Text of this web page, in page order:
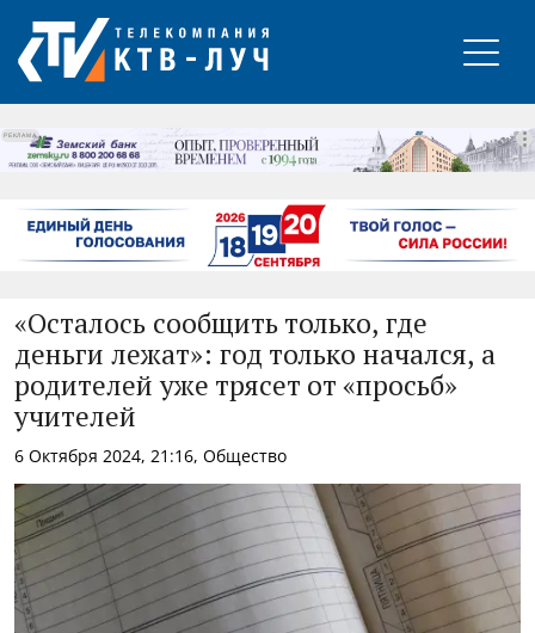
РЕКЛАМА
«Осталось сообщить только, где
деньги лежат»: год только начался, а
родителей уже трясет от «просьб»
учителей
6 Октября 2024, 21:16, Общество